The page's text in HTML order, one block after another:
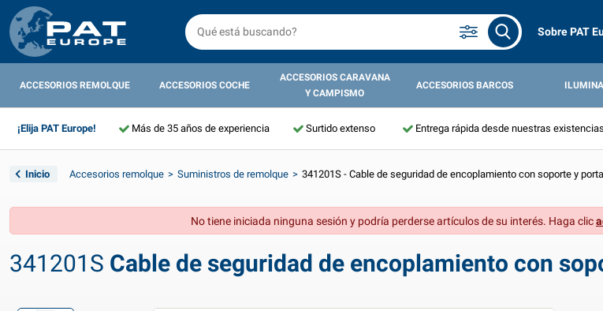
Sobre PAT
ACCESORIOS REMOLQUE ACCESORIOS COCHE
ACCESORIOS CARAVANA
Y CAMPISMO
ACCESORIOS BARCOS
¡Elija PAT Europe! Más de 35 años de experiencia Surtido extenso Entrega rápida desde nuestras existencias
Inicio Accesorios remolque Suministros de remolque 341201S - Cable de seguridad de encoplamiento con soporte y
No tiene iniciada ninguna sesión y podría perderse artículos de su interés. Haga clic
341201S Cable de seguridad de encoplamiento con